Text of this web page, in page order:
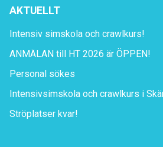
AKTUELLT
Intensiv simskola och crawlkurs!
ANMÄLAN till HT 2026 är ÖPPEN!
Personal sökes
Intensivsimskola och crawlkurs i
Ströplatser kvar!